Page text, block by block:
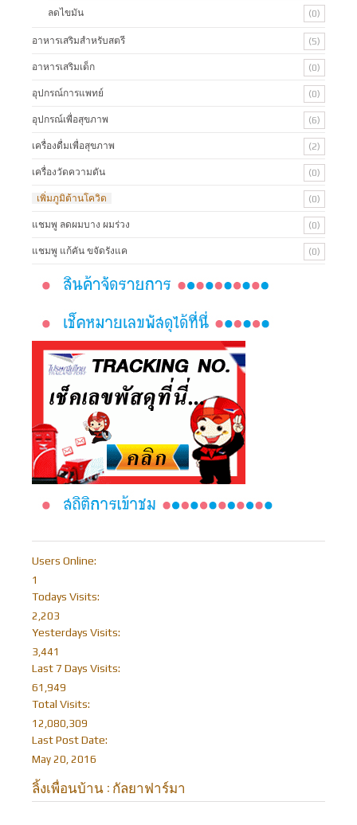
ลดไขมัน (0)
อาหารเสริมสำหรับสตรี (5)
อาหารเสริมเด็ก (0)
อุปกรณ์การแพทย์ (0)
อุปกรณ์เพื่อสุขภาพ (6)
เครื่องดื่มเพื่อสุขภาพ (2)
เครื่องวัดความดัน (0)
เพิ่มภูมิต้านโควิด (0)
แชมพู ลดผมบาง ผมร่วง (0)
แชมพู แก้คัน ขจัดรังแค (0)
Users Online:
1
Todays Visits:
2,203
Yesterdays Visits:
3,441
Last 7 Days Visits:
61,949
Total Visits:
12,080,309
Last Post Date:
May 20, 2016
ลิ้งเพื่อนบ้าน : กัลยาฟาร์มา